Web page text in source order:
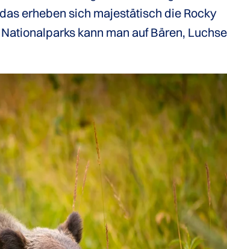
erheben sich majestätisch die Rocky
kann man auf Bären,